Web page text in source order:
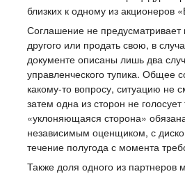
близких к одному из акционеров
Соглашение не предусматривает
другого или продать свою, в
документе описаны лишь два
управленческого тупика. Общее
какому-то вопросу, ситуацию не
затем одна из сторон не
«уклоняющаяся сторона»
независимым оценщиком, с
течение полугода с момента
Также доля одного из партнеров